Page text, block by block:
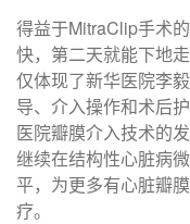
得益于MitraClip手术
快，第二天就能下地
仅体现了新华医院李
导、介入操作和术后
医院瓣膜介入技术的
继续在结构性心脏病
平，为更多有心脏瓣
疗。​